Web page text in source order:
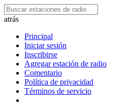
atrás
Principal
Iniciar sesión
Inscribirse
Agregar estación de radio
Comentario
Política de privacidad
Términos de servicio